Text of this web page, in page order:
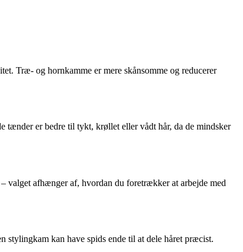
Træ- og hornkamme er mere skånsomme og reducerer
tænder er bedre til tykt, krøllet eller vådt hår, da de mindsker
valget afhænger af, hvordan du foretrækker at arbejde med
kan have spids ende til at dele håret præcist.